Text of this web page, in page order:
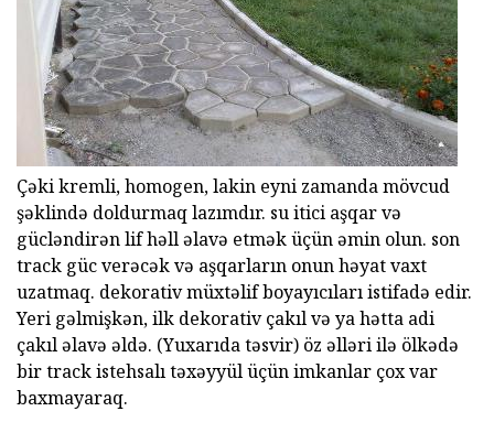
Çəki kremli, homogen, lakin eyni zamanda mövcud
şəklində doldurmaq lazımdır. su itici aşqar və
gücləndirən lif həll əlavə etmək üçün əmin olun. son
track güc verəcək və aşqarların onun həyat vaxt
uzatmaq. dekorativ müxtəlif boyayıcıları istifadə edir.
Yeri gəlmişkən, ilk dekorativ çakıl və ya hətta adi
çakıl əlavə əldə. (Yuxarıda təsvir) öz əlləri ilə ölkədə
bir track istehsalı təxəyyül üçün imkanlar çox var
baxmayaraq.